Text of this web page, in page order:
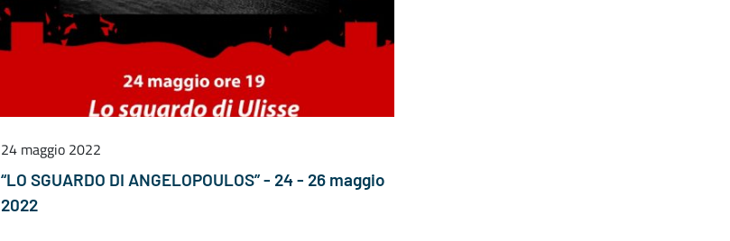
24 maggio 2022
“LO SGUARDO DI ANGELOPOULOS” - 24 - 26 maggio
2022